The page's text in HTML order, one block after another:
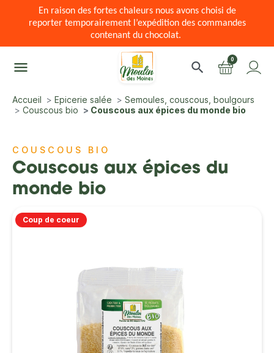
En raison des fortes chaleurs nous avons choisi de
reporter temporairement l’expédition des commandes
contenant du chocolat.
menu search 0
Accueil Epicerie salée
Semoules, couscous, boulgours
Couscous bio
Couscous aux épices du monde bio
COUSCOUS BIO
Couscous aux épices du
monde bio
Coup de coeur